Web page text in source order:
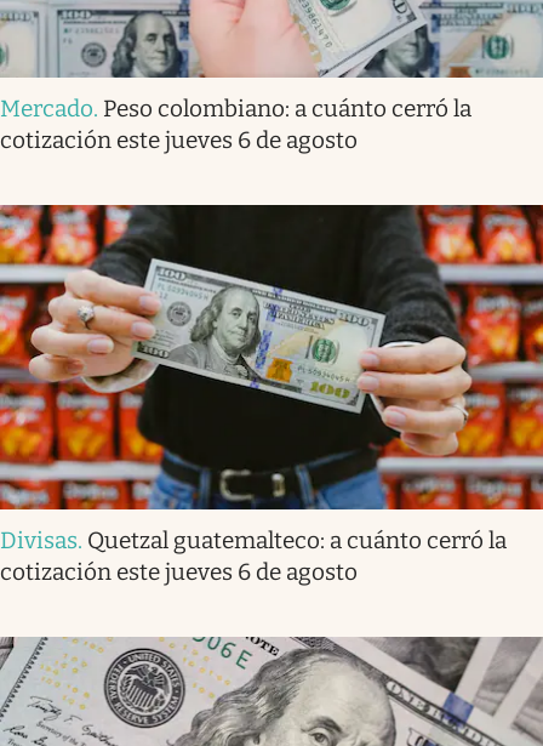
Mercado. Peso colombiano: a cuánto cerró la
cotización este jueves 6 de agosto
Divisas. Quetzal guatemalteco: a cuánto cerró la
cotización este jueves 6 de agosto